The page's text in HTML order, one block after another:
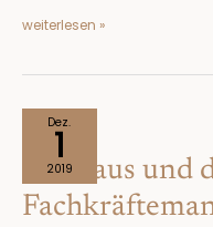
weiterlesen »
Dez.
1
2019
Nikolaus und
Nikolaus
Fachkräftemangel-
eine